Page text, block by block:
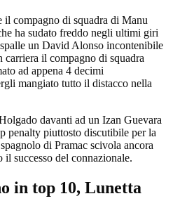
il compagno di squadra di Manu
ha sudato freddo negli ultimi giri
un David Alonso incontenibile
carriera il compagno di squadra
ad appena 4 decimi
mangiato tutto il distacco nella
davanti ad un Izan Guevara
penalty piuttosto discutibile per la
di Pramac scivola ancora
successo del connazionale.
in top 10, Lunetta